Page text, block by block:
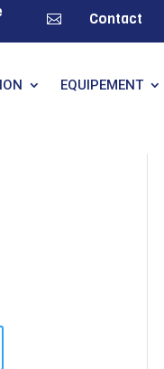
 Contact
EQUIPEMENT